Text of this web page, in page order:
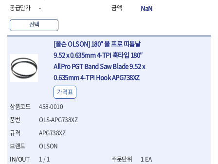
- 절연토크렌치
- 절연콤비네이션렌치
- 절연링렌치
- 절연플라이어
- 절연전공칼
- 절연안전모
- 절연매트
- 방폭소켓
- 방폭라쳇핸들
- 방폭콤비네이션렌치
- 절연일자드라이버
- 절연별드라이버
- 절연드라이버세트
-
선택
NaN
[올슨 OLSON] 180″ 올 프로 띠톱날
9.52 x 0.635mm 4-TPI 훅타입 180″
AllPro PGT Band Saw Blade 9.52 x
0.635mm 4-TPI Hook APG738XZ
458-0010
OLSON
1 / 1
OLS-APG738XZ
APG738XZ
가격표
1 EA